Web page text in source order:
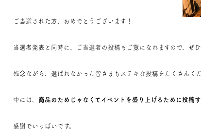
ご当選された方、おめでとうございます！
当選者発表と同時に、ご当選者の投稿もご覧になれますので、ぜ
残念ながら、選ばれなかった皆さまもステキな投稿をたくさんく
中には、 商品のためじゃなくてイベントを盛り上げるために投稿す
感謝でいっぱいです。